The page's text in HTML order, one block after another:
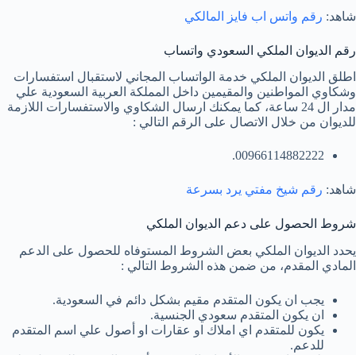
شاهد: رقم واتس اب فايز المالكي
رقم الديوان الملكي السعودي واتساب
اطلق الديوان الملكي خدمة الواتساب المجاني لاستقبال استفسارات
وشكاوي المواطنين والمقيمين داخل المملكة العربية السعودية علي
مدار ال 24 ساعة، كما يمكنك ارسال الشكاوي والاستفسارات اللازمة
للديوان من خلال الاتصال على الرقم التالي :
00966114882222.
شاهد: رقم شيخ مفتي يرد بسرعة
شروط الحصول على دعم الديوان الملكي
يحدد الديوان الملكي بعض الشروط المستوفاه للحصول على الدعم
المادي المقدم، من ضمن هذه الشروط التالي :
يجب ان يكون المتقدم مقيم بشكل دائم في السعودية.
ان يكون المتقدم سعودي الجنسية.
يكون للمتقدم اي املاك او عقارات او أصول علي اسم المتقدم
للدعم.